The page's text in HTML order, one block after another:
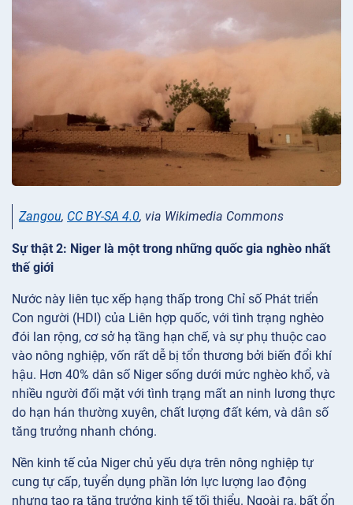
Zangou, CC BY-SA 4.0, via Wikimedia Commons
Sự thật 2: Niger là một trong những quốc gia nghèo nhất
thế giới
Nước này liên tục xếp hạng thấp trong Chỉ số Phát triển
Con người (HDI) của Liên hợp quốc, với tình trạng nghèo
đói lan rộng, cơ sở hạ tầng hạn chế, và sự phụ thuộc cao
vào nông nghiệp, vốn rất dễ bị tổn thương bởi biến đổi khí
hậu. Hơn 40% dân số Niger sống dưới mức nghèo khổ, và
nhiều người đối mặt với tình trạng mất an ninh lương thực
do hạn hán thường xuyên, chất lượng đất kém, và dân số
tăng trưởng nhanh chóng.
Nền kinh tế của Niger chủ yếu dựa trên nông nghiệp tự
cung tự cấp, tuyển dụng phần lớn lực lượng lao động
nhưng tạo ra tăng trưởng kinh tế tối thiểu. Ngoài ra, bất ổn